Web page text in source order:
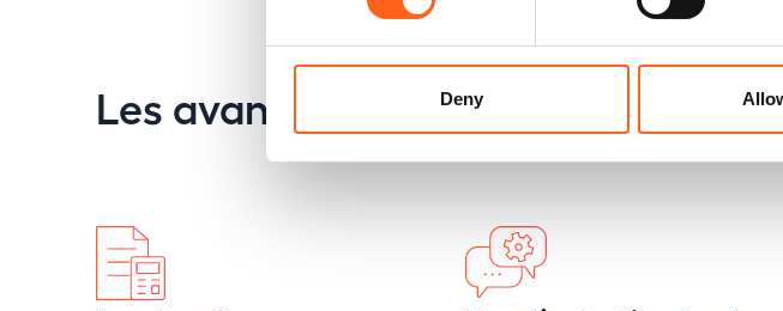
Deny
Les avantages Replay